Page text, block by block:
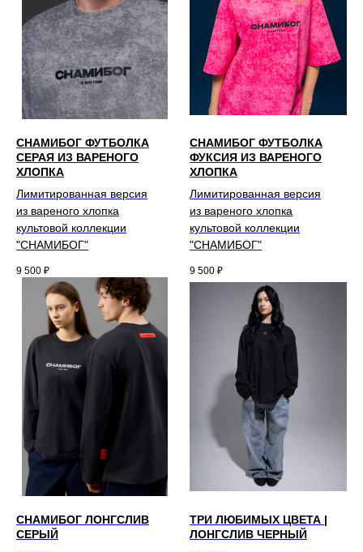
СНАМИБОГ ФУТБОЛКА
СЕРАЯ ИЗ ВАРЕНОГО
ХЛОПКА
Лимитированная версия
из вареного хлопка
культовой коллекции
"СНАМИБОГ"
9 500 ₽
СНАМИБОГ ФУТБОЛКА
ФУКСИЯ ИЗ ВАРЕНОГО
ХЛОПКА
Лимитированная версия
из вареного хлопка
культовой коллекции
"СНАМИБОГ"
9 500 ₽
СНАМИБОГ ЛОНГСЛИВ
СЕРЫЙ
ТРИ ЛЮБИМЫХ ЦВЕТА |
ЛОНГСЛИВ ЧЕРНЫЙ